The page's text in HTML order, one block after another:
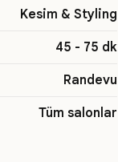
Kesim & Styling
45 - 75 dk
Randevu
Tüm salonlar